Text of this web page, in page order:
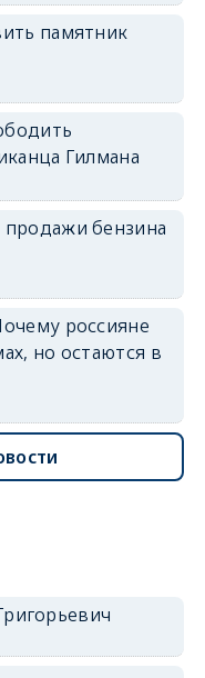
памятник
Гилмана
бензина
россияне
но остаются в